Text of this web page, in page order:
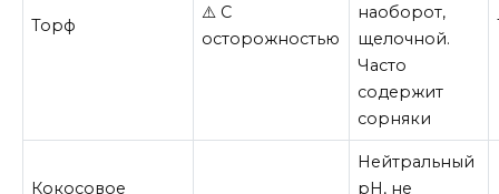
Торф
⚠️ С
осторожностью
наоборот,
щелочной.
Часто
содержит
сорняки
Кокосовое
Нейтральный
pH, не